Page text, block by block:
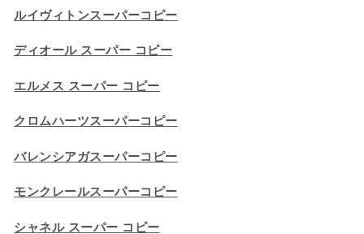
ルイヴィトンスーパーコピー
ディオール スーパー コピー
エルメス スーパー コピー
クロムハーツスーパーコピー
バレンシアガスーパーコピー
モンクレールスーパーコピー
シャネル スーパー コピー